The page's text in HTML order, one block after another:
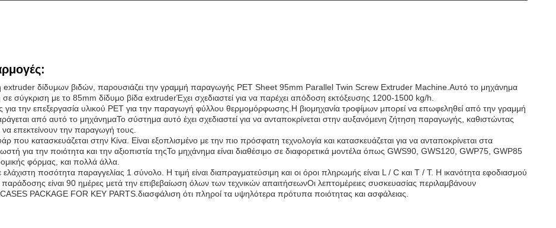
extruder δίδυμων βιδών, παρουσιάζει την γραμμή παραγωγής PET Sheet 95mm Parallel Twin Screw Extruder Machine.Αυτό το μηχάνημα
σύγκριση με το 85mm δίδυμο βίδα extruderΈχει σχεδιαστεί για να παρέχει απόδοση εκτόξευσης 1200-1500 kg/h.
για την επεξεργασία υλικού PET για την παραγωγή φύλλου θερμομόρφωσης.Η βιομηχανία τροφίμων μπορεί να επωφεληθεί από την γραμμή
από αυτό το μηχάνημαΤο σύστημα αυτό έχει σχεδιαστεί για να ανταποκρίνεται στην αυξανόμενη ζήτηση παραγωγής, καθιστώντας
να επεκτείνουν την παραγωγή τους.
που κατασκευάζεται στην Κίνα. Είναι εξοπλισμένο με την πιο πρόσφατη τεχνολογία και κατασκευάζεται για να ανταποκρίνεται στα
για την ποιότητα και την αξιοπιστία τηςΤο μηχάνημα είναι διαθέσιμο σε διαφορετικά μοντέλα όπως GWS90, GWS120, GWP75, GWP85
φόρμας, και πολλά άλλα.
ποσότητα παραγγελίας 1 σύνολο. Η τιμή είναι διαπραγματεύσιμη και οι όροι πληρωμής είναι L / C και T / T. Η ικανότητα εφοδιασμού
είναι 90 ημέρες μετά την επιβεβαίωση όλων των τεχνικών απαιτήσεωνΟι λεπτομέρειες συσκευασίας περιλαμβάνουν
PACKAGE FOR KEY PARTS.διασφάλιση ότι πληροί τα υψηλότερα πρότυπα ποιότητας και ασφάλειας.